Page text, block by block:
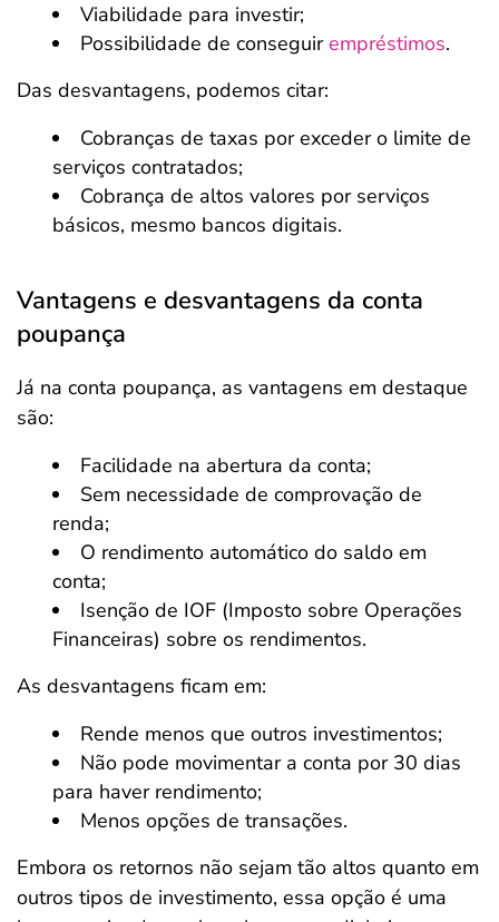
Viabilidade para investir;
Possibilidade de conseguirempréstimos.
Das desvantagens, podemos citar:
Cobranças de taxas por exceder o limite de
serviços contratados;
Cobrança de altos valores por serviços
básicos, mesmo bancos digitais.
Vantagens e desvantagens da conta
poupança
Já na conta poupança, as vantagens em destaque
são:
Facilidade na abertura da conta;
Sem necessidade de comprovação de
renda;
O rendimento automático do saldo em
conta;
Isenção de IOF (Imposto sobre Operações
Financeiras) sobre os rendimentos.
As desvantagens ficam em:
Rende menos que outros investimentos;
Não pode movimentar a conta por 30 dias
para haver rendimento;
Menos opções de transações.
Embora os retornos não sejam tão altos quanto em
outros tipos de investimento, essa opção é uma